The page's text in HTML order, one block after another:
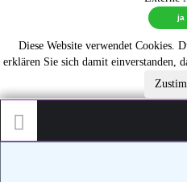
Diese Website verwendet Cookies.
erklären Sie sich damit einverstanden,